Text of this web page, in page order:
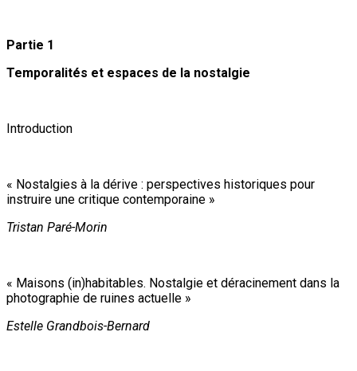
Partie 1
Temporalités et espaces de la nostalgie
Introduction
« Nostalgies à la dérive : perspectives historiques pour
instruire une critique contemporaine »
Tristan Paré-Morin
« Maisons (in)habitables. Nostalgie et déracinement dans la
photographie de ruines actuelle »
Estelle Grandbois-Bernard